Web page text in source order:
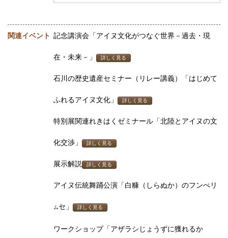
関連イベント 記念講演会「アイヌ文化がつなぐ世界－過去・現
在・未来－」 詳しく見る
石川の歴史遺産セミナー（リレー講義）「はじめて
ふれるアイヌ文化」 詳しく見る
特別展関連れきはくゼミナール「北陸とアイヌの文
化交渉」 詳しく見る
展示解説 詳しく見る
アイヌ伝統舞踊公演「白糠（しらぬか）のフンぺリ
ムセ」 詳しく見る
ワークショップ「アザラシじょうずに獲れるか